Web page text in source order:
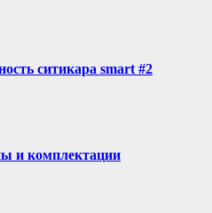
ситикара smart #2
и комплектации